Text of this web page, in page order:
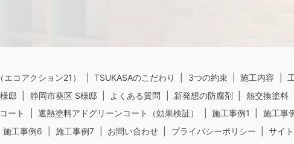
エコアクション21） TSUKASAのこだわり 3つの約束 施工内容
邸
静岡市葵区 S様邸 よくある質問 新発想の防腐剤 熱交換塗料
ート
遮熱塗料アドグリーンコート（効果検証） 施工事例1 施工事
施工事例6
施工事例7 お問い合わせ プライバシーポリシー サイ